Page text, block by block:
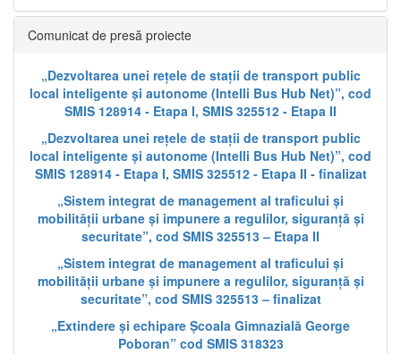
Comunicat de presă proiecte
„Dezvoltarea unei rețele de stații de transport public
local inteligente și autonome (Intelli Bus Hub Net)”, cod
SMIS 128914 - Etapa I, SMIS 325512 - Etapa II
„Dezvoltarea unei rețele de stații de transport public
local inteligente și autonome (Intelli Bus Hub Net)”, cod
SMIS 128914 - Etapa I, SMIS 325512 - Etapa II - finalizat
„Sistem integrat de management al traficului și
mobilității urbane și impunere a regulilor, siguranță și
securitate”, cod SMIS 325513 – Etapa II
„Sistem integrat de management al traficului și
mobilității urbane și impunere a regulilor, siguranță și
securitate”, cod SMIS 325513 – finalizat
„Extindere și echipare Școala Gimnazială George
Poboran” cod SMIS 318323